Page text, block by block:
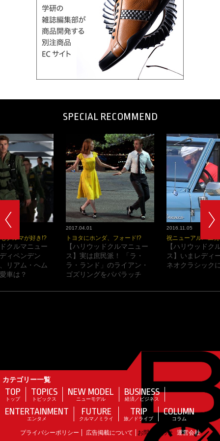
SPECIAL RECOMMEND
2017.04.01
トヨタにホンダ、フォード!?
【ハリウッドクルマニュー
ス】実は庶民派！ 「ラ・
ラ・ランド」のライアン・
ゴズリングをパパラッチ
2016.11.05
祝ニューアルバム
【ハリウッドク
ス】いまレディ
ネオクラシック
クルマが好き!?
クルマニュー
ィペンデン
リアム・へム
車は？
カテゴリー一覧
TOP
トップ
TOPICS
トピックス
NEW MODEL
ニューモデル
BUSINESS
経済／ビジネス
ENTERTAINMENT
エンタメ
FUTURE
クルマノミライ
TRIP
旅／ドライブ
COLUMN
コラム
プライバシーポリシー 広告掲載について お問い合わせ 運営会社